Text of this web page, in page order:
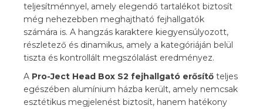
teljesítménnyel, amely elegendő tartalékot biztosít
még nehezebben meghajtható fejhallgatók
számára is. A hangzás karaktere kiegyensúlyozott,
részletező és dinamikus, amely a kategóriáján belül
tiszta és kontrollált megszólalást eredményez.
A Pro-Ject Head Box S2 fejhallgató erősítő teljes
egészében alumínium házba került, amely nemcsak
esztétikus megjelenést biztosít, hanem hatékony